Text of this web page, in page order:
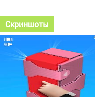
Скриншоты